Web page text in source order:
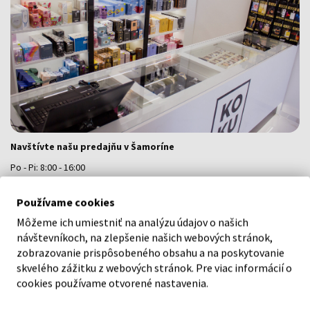
Navštívte našu predajňu v Šamoríne
Po - Pi: 8:00 - 16:00
VŠETKO O NÁKUPE
Vernostný systém
Všeobecné obchodné podmienky
Používame cookies
Môžeme ich umiestniť na analýzu údajov o našich
návštevníkoch, na zlepšenie našich webových stránok,
zobrazovanie prispôsobeného obsahu a na poskytovanie
skvelého zážitku z webových stránok. Pre viac informácií o
cookies používame otvorené nastavenia.